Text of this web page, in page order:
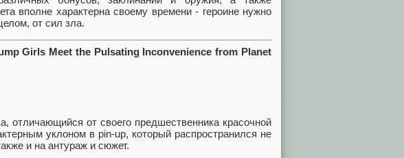
вполне характерна своему времени - героине нужно
от сил зла.
Girls Meet the Pulsating Inconvenience from Planet
отличающийся от своего предшественника красочной
уклоном в pin-up, который распространился не
и на антураж и сюжет.